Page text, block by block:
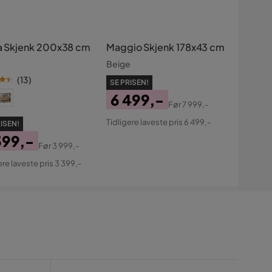
Skjenk 200x38 cm
(13)
Før3 999,-
laveste pris 3 399,-
Maggio Skjenk 178x43 cm
Beige
SE PRISEN!
Pris
6 499,-
Original
Før7 999,-
Tidligere laveste pris 6 499,-